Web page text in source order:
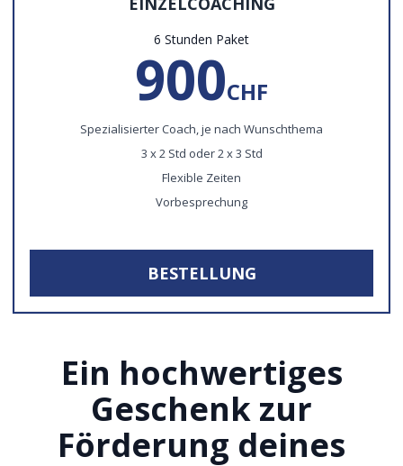
6 Stunden Paket
900CHF
Spezialisierter Coach, je nach Wunschthema
3 x 2 Std oder 2 x 3 Std
Flexible Zeiten
Vorbesprechung
BESTELLUNG
Ein hochwertiges
Geschenk zur
Förderung deines